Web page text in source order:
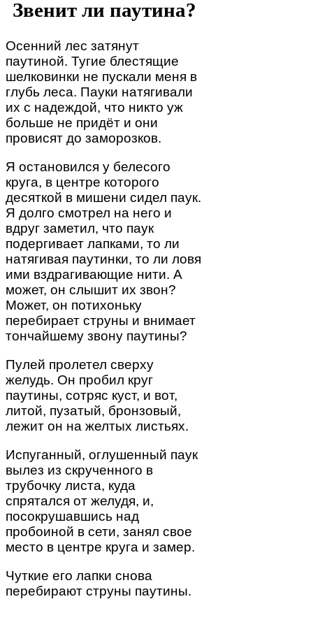
Звенит ли паутина?
Осенний лес затянут
паутиной. Тугие блестящие
шелковинки не пускали меня в
глубь леса. Пауки натягивали
их с надеждой, что никто уж
больше не придёт и они
провисят до заморозков.
Я остановился у белесого
круга, в центре которого
десяткой в мишени сидел паук.
Я долго смотрел на него и
вдруг заметил, что паук
подергивает лапками, то ли
натягивая паутинки, то ли ловя
ими вздрагивающие нити. А
может, он слышит их звон?
Может, он потихоньку
перебирает струны и внимает
тончайшему звону паутины?
Пулей пролетел сверху
желудь. Он пробил круг
паутины, сотряс куст, и вот,
литой, пузатый, бронзовый,
лежит он на желтых листьях.
Испуганный, оглушенный паук
вылез из скрученного в
трубочку листа, куда
спрятался от желудя, и,
посокрушавшись над
пробоиной в сети, занял свое
место в центре круга и замер.
Чуткие его лапки снова
перебирают струны паутины.